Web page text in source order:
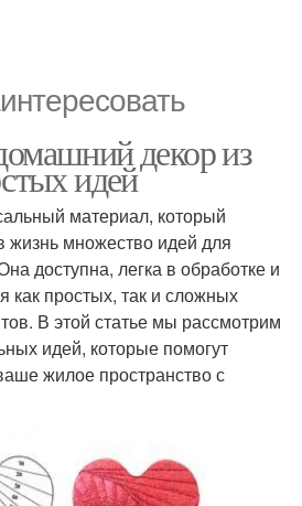
декор из
идей
материал, который
жизнь множество идей для
доступна, легка в обработке и
как простых, так и сложных
В этой статье мы рассмотрим
идей, которые помогут
жилое пространство с